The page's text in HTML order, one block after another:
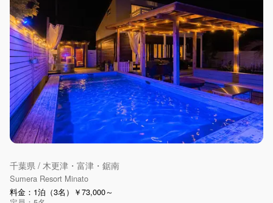
千葉県 / 木更津・富津・鋸南
Sumera Resort Minato
料金：1泊（3名）￥73,000～